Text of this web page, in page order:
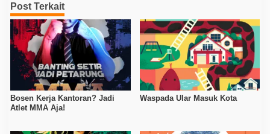
Post Terkait
Bosen Kerja Kantoran? Jadi
Atlet MMA Aja!
Waspada Ular Masuk Kota